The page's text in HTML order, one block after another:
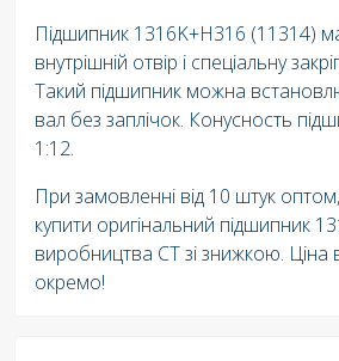
Підшипник 1316K+H316 (11314)
внутрішній отвір і спеціальну
Такий підшипник можна
вал без заплічок. Конусность
1:12.
При замовленні від 10 штук
купити оригінальний підшипник
виробництва СТ зі знижкою. Ціна
окремо!